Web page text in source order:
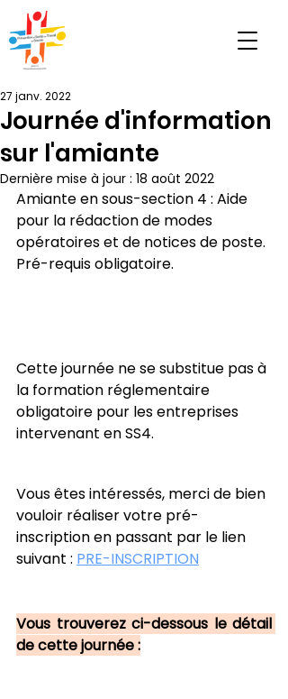
Journée d'information
sur l'amiante
27 janv. 2022
Dernière mise à jour : 18 août 2022
Amiante en sous-section 4 : Aide
pour la rédaction de modes
opératoires et de notices de poste.
Pré-requis obligatoire.
Cette journée ne se substitue pas à
la formation réglementaire
obligatoire pour les entreprises
intervenant en SS4.
Vous êtes intéressés, merci de bien
vouloir réaliser votre pré-
inscription en passant par le lien
suivant : PRE-INSCRIPTION
Vous trouverez ci-dessous le détail
de cette journée :